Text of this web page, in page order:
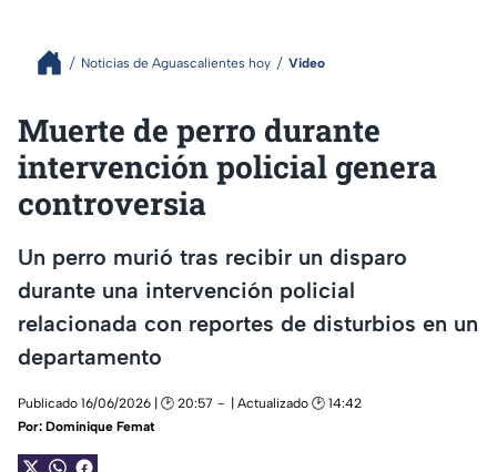
Noticias de Aguascalientes hoy Video
Muerte de perro durante
intervención policial genera
controversia
Un perro murió tras recibir un disparo
durante una intervención policial
relacionada con reportes de disturbios en un
departamento
Publicado 16/06/2026 | 🕑 20:57
| Actualizado 🕑 14:42
Por: Dominique Femat